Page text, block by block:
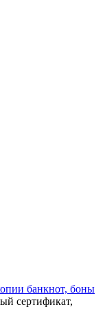
банкнот, боны
сертификат,